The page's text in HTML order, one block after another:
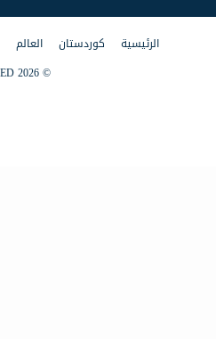
الرئيسية كوردستان العالم
© 2026 ARK News - ALL RIGHTS RESERVED